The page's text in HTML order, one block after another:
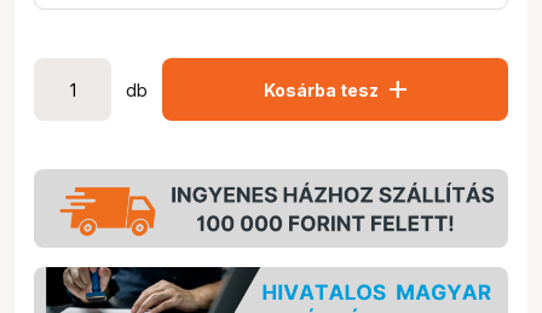
db Kosárba tesz add